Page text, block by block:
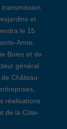
et
le 15
Anne,
Boies et de
général
Château-
réalisations
de la Côte-